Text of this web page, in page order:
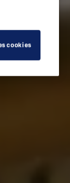
cookies